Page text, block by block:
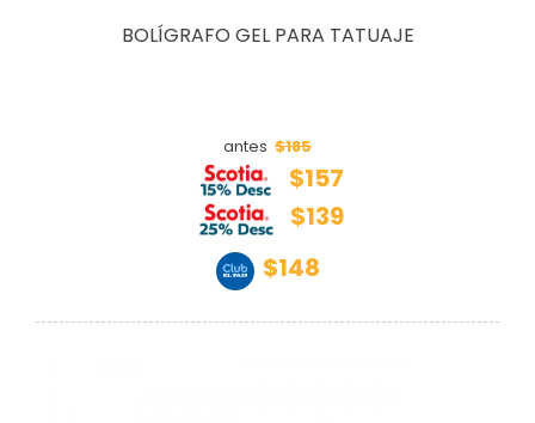
BOLÍGRAFO GEL PARA TATUAJE
antes $185
$157
$139
$148